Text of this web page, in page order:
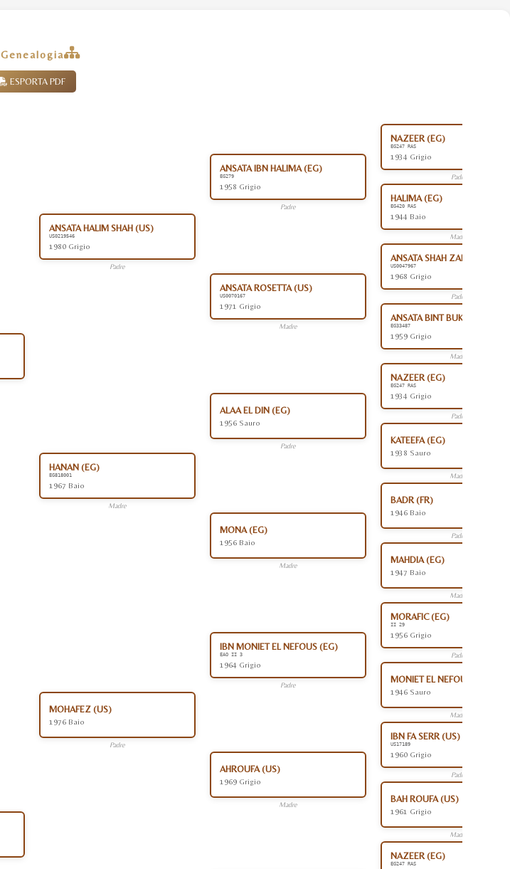
Genealogia
ESPORTA PDF
ANSATA HALIM SHAH (US)
US0219546
1980 Grigio
Padre
ANSATA IBN HALIMA (EG)
EG279
1958 Grigio
Padre
NAZEER (EG)
EG247 RAS
1934 Grigio
Padre
HALIMA (EG)
EG420 RAS
1944 Baio
Madre
ANSATA ROSETTA (US)
US0070167
1971 Grigio
Madre
ANSATA SHAH ZAMAN (US)
US0047967
1968 Grigio
Padre
ANSATA BINT BUKRA (EG)
EG33487
1959 Grigio
Madre
HANAN (EG)
EG818001
1967 Baio
Madre
ALAA EL DIN (EG)
1956 Sauro
Padre
NAZEER (EG)
EG247 RAS
1934 Grigio
Padre
KATEEFA (EG)
1938 Sauro
Madre
MONA (EG)
1956 Baio
Madre
BADR (FR)
1946 Baio
Padre
MAHDIA (EG)
1947 Baio
Madre
MOHAFEZ (US)
1976 Baio
Padre
IBN MONIET EL NEFOUS (EG)
EAO II 3
1964 Grigio
Padre
MORAFIC (EG)
II 29
1956 Grigio
Padre
MONIET EL NEFOUS (EG)
1946 Sauro
Madre
AHROUFA (US)
1969 Grigio
Madre
IBN FA SERR (US)
US17189
1960 Grigio
Padre
BAH ROUFA (US)
1961 Grigio
Madre
NAZEER (EG)
EG247 RAS